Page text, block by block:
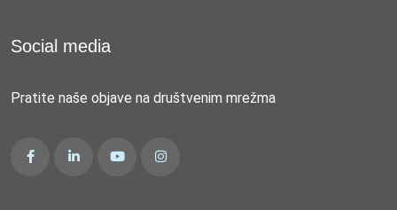
Social media
Pratite naše objave na društvenim mrežma